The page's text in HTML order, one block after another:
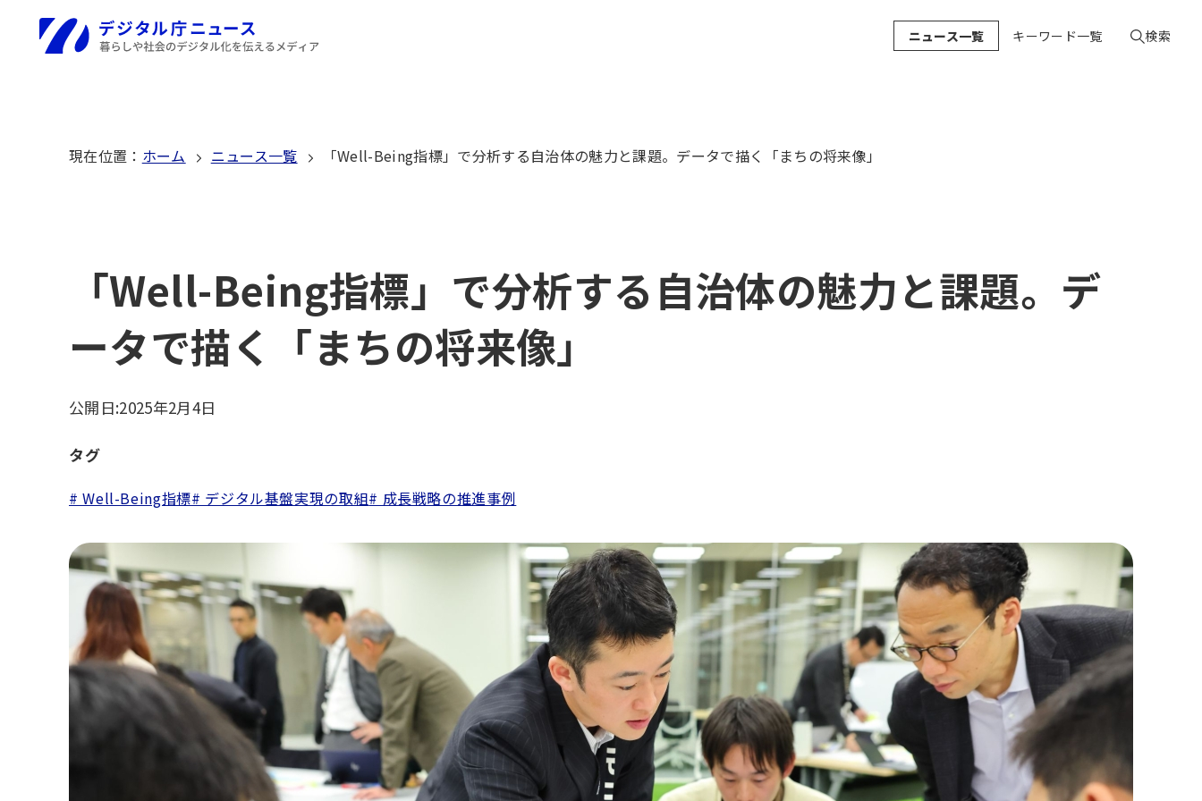
ニュース一覧 キーワード一覧 検索
現在位置 ： ホーム ニュース一覧 「Well-Being指標」で分析する自治体の魅力と課題。データで描く「まちの将来像」
「Well-Being指標」で分析する自治体の魅力と課題。デ
ータで描く「まちの将来像」
公開日:2025年2月4日
タグ
# Well-Being指標# デジタル基盤実現の取組# 成長戦略の推進事例